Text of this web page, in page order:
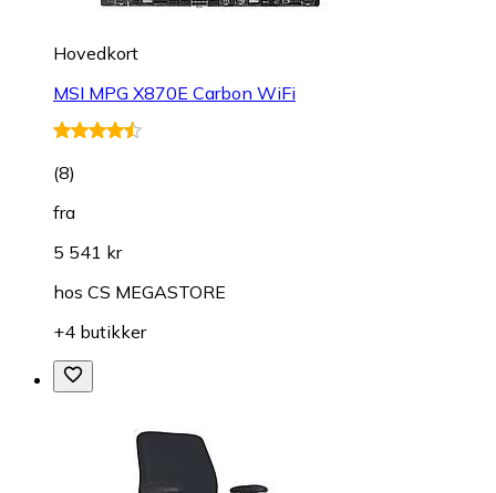
Hovedkort
MSI MPG X870E Carbon WiFi
(8)
fra
5 541 kr
hos CS MEGASTORE
+4 butikker